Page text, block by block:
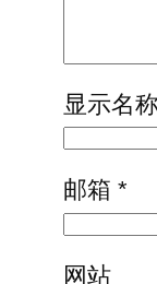
显示名
邮箱 *
网站